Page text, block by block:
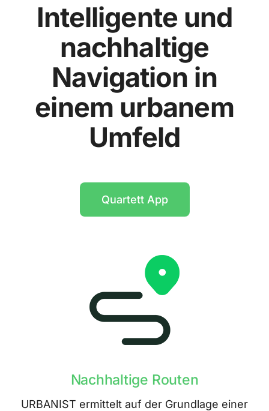
Intelligente und
nachhaltige
Navigation in
einem urbanem
Umfeld
Quartett App
Nachhaltige Routen
URBANIST ermittelt auf der Grundlage einer